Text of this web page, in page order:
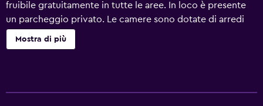
fruibile gratuitamente in tutte le aree. In loco è presente
un parcheggio privato. Le camere sono dotate di arredi
moderni, TV a schermo piatto, frigorifero. Le camere sono
dotate di bagno privato con doccia e set di cortesia. A
Mostra di più